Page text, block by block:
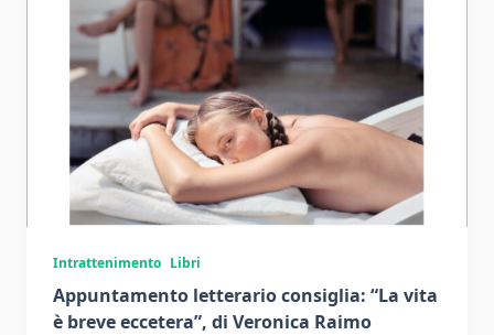
Intrattenimento Libri
Appuntamento letterario consiglia: “La vita
è breve eccetera”, di Veronica Raimo